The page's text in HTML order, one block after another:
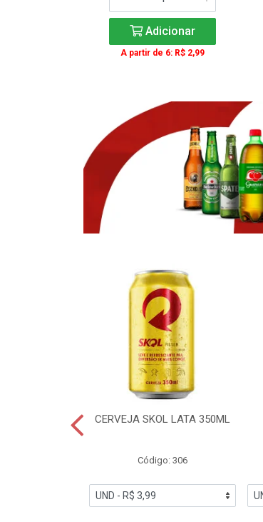
Adicionar
A partir de 6: R$ 2,99
CERVEJA SKOL LATA 350ML
Código: 306